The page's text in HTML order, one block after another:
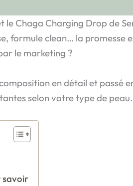
le Chaga Charging Drop de
formule clean… la promesse
le marketing ?
en détail et passé
selon votre type de peau.
savoir